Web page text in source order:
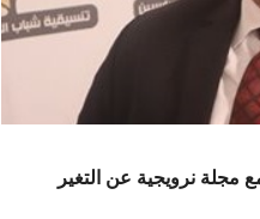
مجلة نرويجية عن التغير